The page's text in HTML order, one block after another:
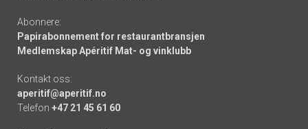
Abonnere:
Papirabonnement for restaurantbransjen
Medlemskap Apéritif Mat- og vinklubb
Kontakt oss:
aperitif@aperitif.no
Telefon +47 21 45 61 60